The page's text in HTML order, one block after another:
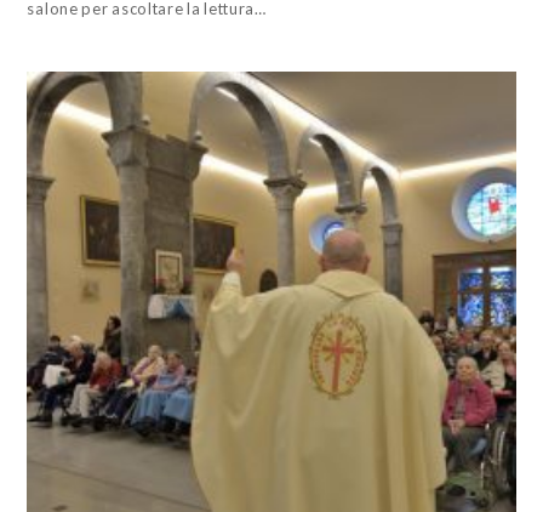
salone per ascoltare la lettura…